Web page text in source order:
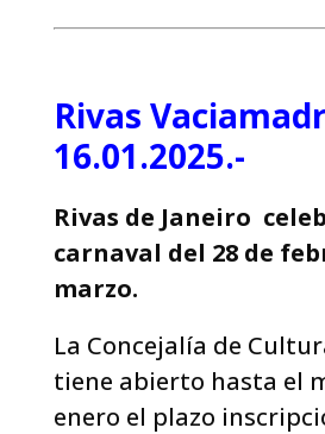
Rivas
16.01.2025.-
Rivas de Janeiro
carnaval del 28 de
marzo.
La Concejalía de
tiene abierto hasta el
enero el plazo